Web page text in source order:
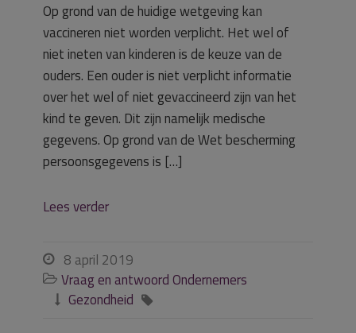
Op grond van de huidige wetgeving kan
vaccineren niet worden verplicht. Het wel of
niet ineten van kinderen is de keuze van de
ouders. Een ouder is niet verplicht informatie
over het wel of niet gevaccineerd zijn van het
kind te geven. Dit zijn namelijk medische
gegevens. Op grond van de Wet bescherming
persoonsgegevens is […]
Lees verder
 8 april 2019
 Vraag en antwoord Ondernemers
 Gezondheid 